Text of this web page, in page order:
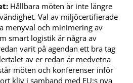
Hållbara möten är inte längre
Val av miljöcertifierade
menyval och minimering av
smart logistik är några av
varit på agendan ett bra tag
av er redan är medvetna
möten och konferenser inför
kliv i samband med EU:s nya